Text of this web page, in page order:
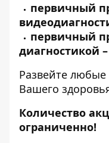
первичный
первичный
диагностикой –
Развейте любые
Вашего
Количество
ограниченно!